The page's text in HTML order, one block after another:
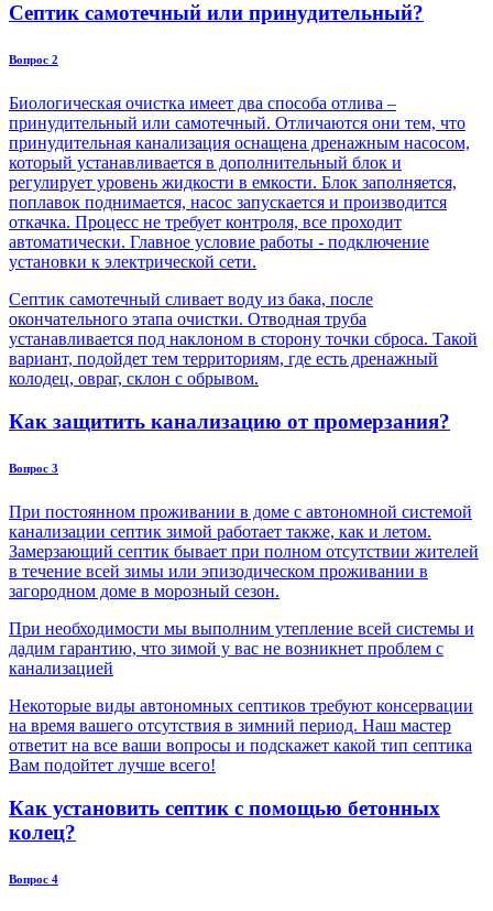
Септик самотечный или принудительный?
Вопрос 2
Биологическая очистка имеет два способа отлива –
принудительный или самотечный. Отличаются они тем, что
принудительная канализация оснащена дренажным насосом,
который устанавливается в дополнительный блок и
регулирует уровень жидкости в емкости. Блок заполняется,
поплавок поднимается, насос запускается и производится
откачка. Процесс не требует контроля, все проходит
автоматически. Главное условие работы - подключение
установки к электрической сети.
Септик самотечный сливает воду из бака, после
окончательного этапа очистки. Отводная труба
устанавливается под наклоном в сторону точки сброса. Такой
вариант, подойдет тем территориям, где есть дренажный
колодец, овраг, склон с обрывом.
Как защитить канализацию от промерзания?
Вопрос 3
При постоянном проживании в доме с автономной системой
канализации септик зимой работает также, как и летом.
Замерзающий септик бывает при полном отсутствии жителей
в течение всей зимы или эпизодическом проживании в
загородном доме в морозный сезон.
При необходимости мы выполним утепление всей системы и
дадим гарантию, что зимой у вас не возникнет проблем с
канализацией
Некоторые виды автономных септиков требуют консервации
на время вашего отсутствия в зимний период. Наш мастер
ответит на все ваши вопросы и подскажет какой тип септика
Вам подойтет лучше всего!
Как установить септик с помощью бетонных
колец?
Вопрос 4